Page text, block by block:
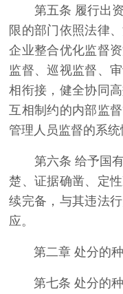
第五条 履行出资
限的部门依照法律
企业整合优化监督
监督、巡视监督、
相衔接，健全协同
互相制约的内部监
管理人员监督的系统
第六条 给予国有
楚、证据确凿、定
续完备，与其违法
应。
第二章 处分的种
第七条 处分的种